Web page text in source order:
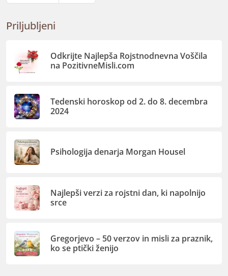
Priljubljeni
Odkrijte Najlepša Rojstnodnevna Voščila
na PozitivneMisli.com
Tedenski horoskop od 2. do 8. decembra
2024
Psihologija denarja Morgan Housel
Najlepši verzi za rojstni dan, ki napolnijo
srce
Gregorjevo – 50 verzov in misli za praznik,
ko se ptički ženijo